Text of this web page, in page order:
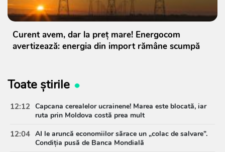
Curent avem, dar la preț mare! Energocom
avertizează: energia din import rămâne scumpă
Toate știrile
12:12 Capcana cerealelor ucrainene! Marea este blocată, iar
ruta prin Moldova costă prea mult
12:04 AI le aruncă economiilor sărace un „colac de salvare”.
Condiția pusă de Banca Mondială